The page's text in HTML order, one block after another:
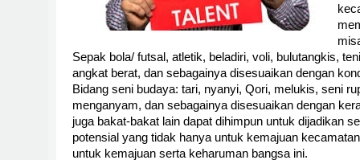
Sepak bola/ futsal, atletik, beladiri, voli, bulutangkis,
angkat berat, dan sebagainya disesuaikan dengan
Bidang seni budaya: tari, nyanyi, Qori, melukis, seni
menganyam, dan sebagainya disesuaikan dengan
juga bakat-bakat lain dapat dihimpun untuk dijadikan
potensial yang tidak hanya untuk kemajuan
untuk kemajuan serta keharuman bangsa ini.